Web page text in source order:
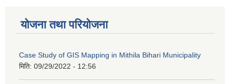
योजना तथा परियोजना
Case Study of GIS Mapping in Mithila Bihari Municipality
मिति: 09/29/2022 - 12:56